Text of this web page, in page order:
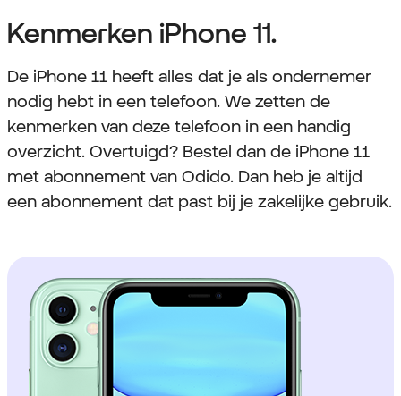
Kenmerken iPhone 11.
De iPhone 11 heeft alles dat je als ondernemer
nodig hebt in een telefoon. We zetten de
kenmerken van deze telefoon in een handig
overzicht. Overtuigd? Bestel dan de iPhone 11
met abonnement van Odido. Dan heb je altijd
een abonnement dat past bij je zakelijke gebruik.